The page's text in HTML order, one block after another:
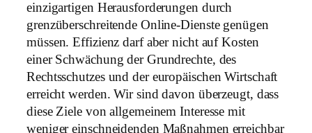
einzigartigen Herausforderungen durch
grenzüberschreitende Online-Dienste genügen
müssen. Effizienz darf aber nicht auf Kosten
einer Schwächung der Grundrechte, des
Rechtsschutzes und der europäischen Wirtschaft
erreicht werden. Wir sind davon überzeugt, dass
diese Ziele von allgemeinem Interesse mit
weniger einschneidenden Maßnahmen erreichbar